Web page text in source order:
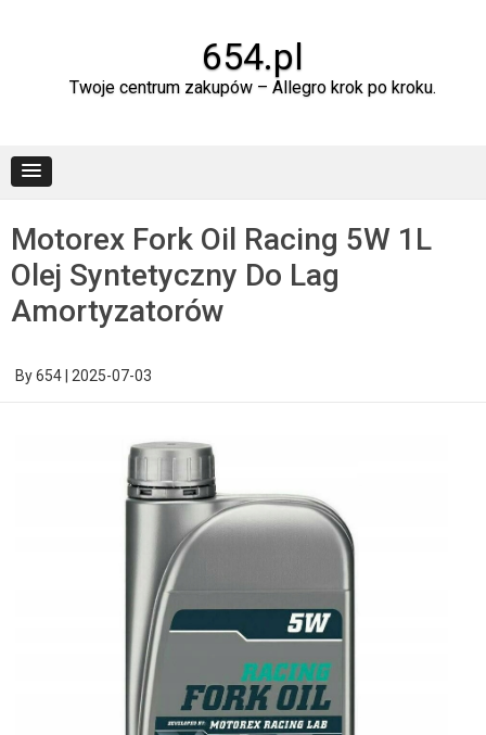
654.pl
Twoje centrum zakupów – Allegro krok po kroku.
Motorex Fork Oil Racing 5W 1L
Olej Syntetyczny Do Lag
Amortyzatorów
By654 2025-07-03